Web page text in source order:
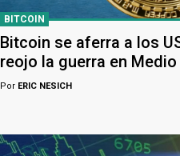
BITCOIN
Bitcoin se aferra a los
reojo la guerra en
Por ERIC NESICH